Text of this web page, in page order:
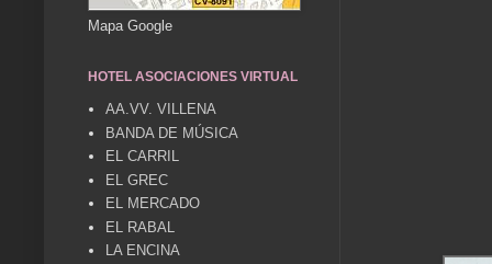
Mapa Google
HOTEL ASOCIACIONES VIRTUAL
AA.VV. VILLENA
BANDA DE MÚSICA
EL CARRIL
EL GREC
EL MERCADO
EL RABAL
LA ENCINA